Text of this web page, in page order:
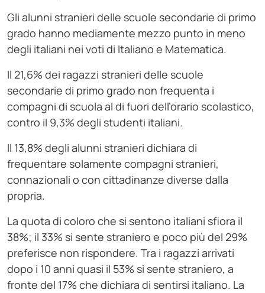
Gli alunni stranieri delle scuole secondarie di primo
grado hanno mediamente mezzo punto in meno
degli italiani nei voti di Italiano e Matematica.
Il 21,6% dei ragazzi stranieri delle scuole
secondarie di primo grado non frequenta i
compagni di scuola al di fuori dell’orario scolastico,
contro il 9,3% degli studenti italiani.
Il 13,8% degli alunni stranieri dichiara di
frequentare solamente compagni stranieri,
connazionali o con cittadinanze diverse dalla
propria.
La quota di coloro che si sentono italiani sfiora il
38%; il 33% si sente straniero e poco più del 29%
preferisce non rispondere. Tra i ragazzi arrivati
dopo i 10 anni quasi il 53% si sente straniero, a
fronte del 17% che dichiara di sentirsi italiano. La